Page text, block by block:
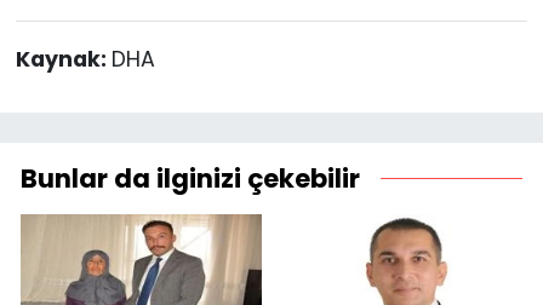
Kaynak: DHA
Bunlar da ilginizi çekebilir